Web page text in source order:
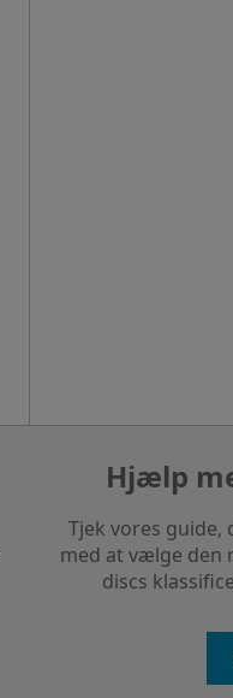
Hjælp
Tjek vores guide,
med at vælge den
discs